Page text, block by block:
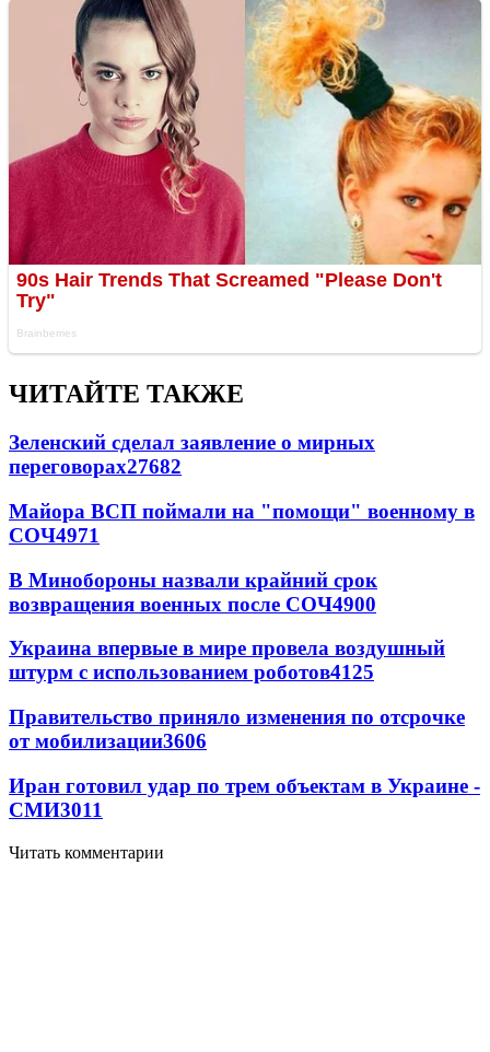
ЧИТАЙТЕ ТАКЖЕ
Зеленский сделал заявление о мирных
переговорах27682
Майора ВСП поймали на "помощи" военному в
СОЧ4971
В Минобороны назвали крайний срок
возвращения военных после СОЧ4900
Украина впервые в мире провела воздушный
штурм с использованием роботов4125
Правительство приняло изменения по отсрочке
от мобилизации3606
Иран готовил удар по трем объектам в Украине -
СМИ3011
Читать комментарии